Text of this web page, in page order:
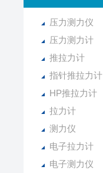
压力测力仪
压力测力计
推拉力计
指针推拉力计
HP推拉力计
拉力计
测力仪
电子拉力计
电子测力仪